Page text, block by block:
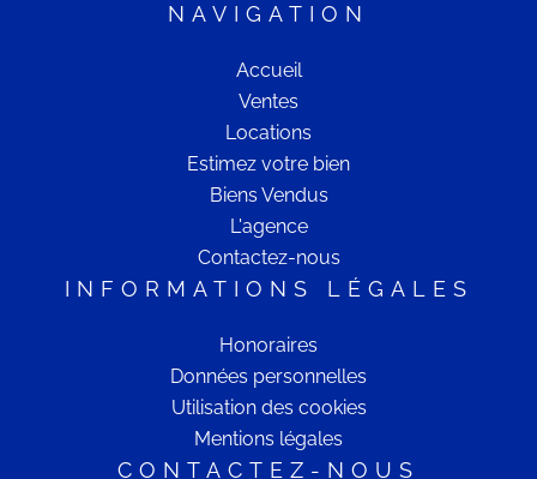
NAVIGATION
Accueil
Ventes
Locations
Estimez votre bien
Biens Vendus
L'agence
Contactez-nous
INFORMATIONS LÉGALES
Honoraires
Données personnelles
Utilisation des cookies
Mentions légales
CONTACTEZ-NOUS